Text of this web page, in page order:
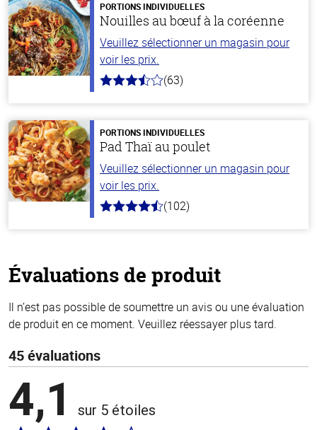
PORTIONS INDIVIDUELLES
Nouilles au bœuf à la coréenne
Veuillez sélectionner un magasin pour
voir les prix.
3.7
stars
(63)
PORTIONS INDIVIDUELLES
Pad Thaï au poulet
Veuillez sélectionner un magasin pour
voir les prix.
4.3
(102)
Évaluations de produit
Il n’est pas possible de soumettre un avis ou une évaluation
de produit en ce moment. Veuillez réessayer plus tard.
45 évaluations
4,1 sur 5 étoiles